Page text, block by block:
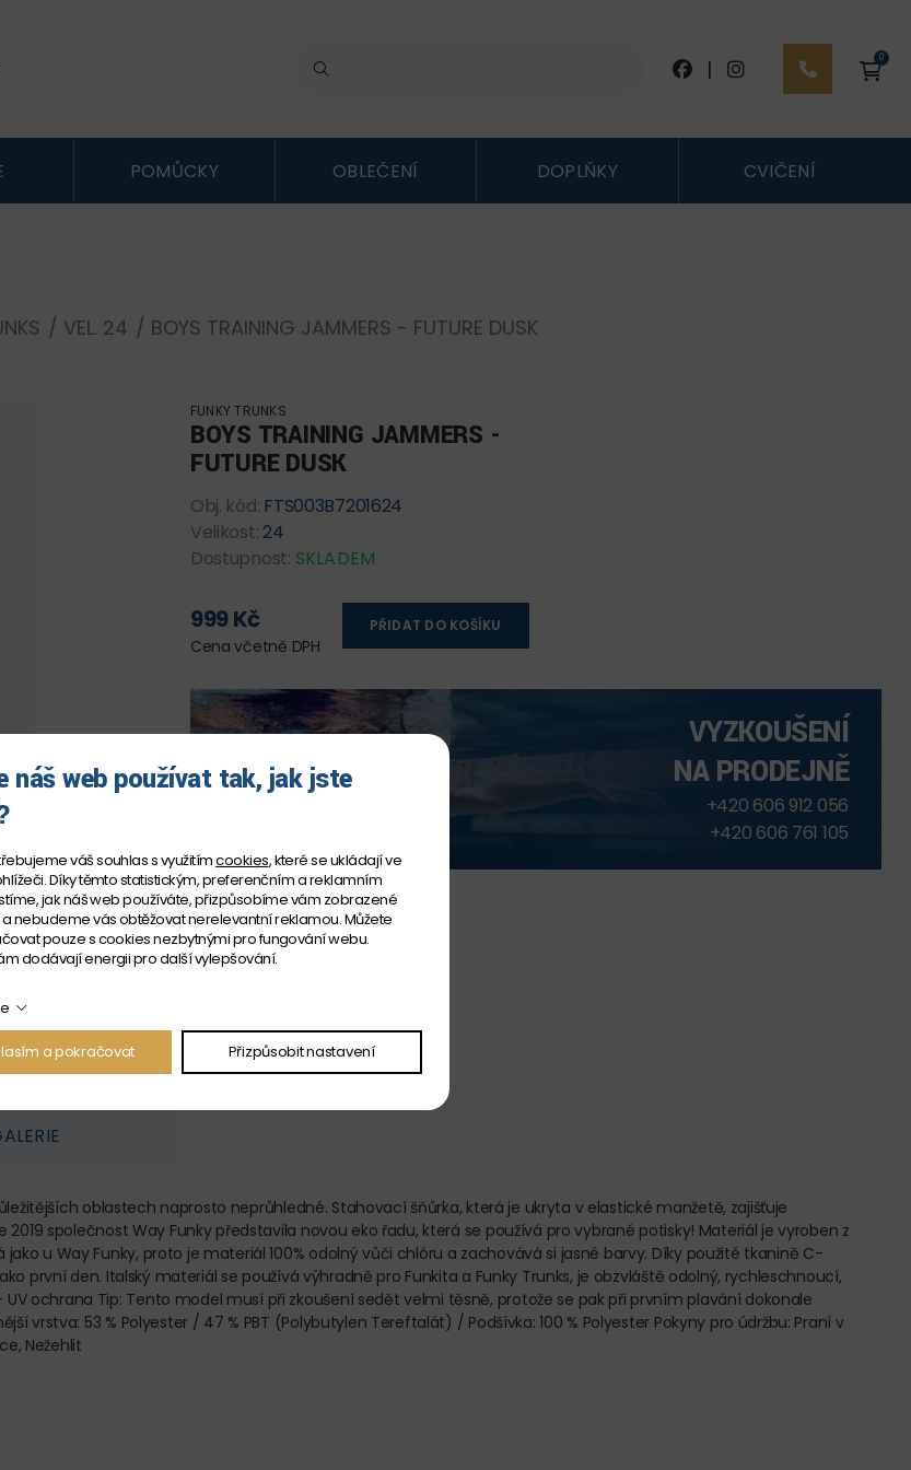
| 0
POMŮCKY OBLEČENÍ DOPLŇKY CVIČENÍ
/ VEL. 24 / BOYS TRAINING JAMMERS - FUTURE DUSK
FUNKY TRUNKS
BOYS TRAINING JAMMERS -
FUTURE DUSK
Obj. kód: FTS003B7201624
Velikost: 24
Dostupnost: SKLADEM
999 Kč
Cena včetně DPH
PŘIDAT DO KOŠÍKU
VYZKOUŠENÍ
NA PRODEJNĚ
+420 606 912 056
+420 606 761 105
oblastech naprosto neprůhledné. Stahovací šňůrka, která je ukryta v elastické manžetě, zajišťuje
společnost Way Funky představila novou eko řadu, která se používá pro vybrané potisky! Materiál je vyroben z
u Way Funky, proto je materiál 100% odolný vůči chlóru a zachovává si jasné barvy. Díky použité tkanině C-
první den. Italský materiál se používá výhradně pro Funkita a Funky Trunks, je obzvláště odolný, rychleschnoucí,
ochrana Tip: Tento model musí při zkoušení sedět velmi těsně, protože se pak při prvním plavání dokonale
vrstva: 53 % Polyester / 47 % PBT (Polybutylen Tereftalát) / Podšívka: 100 % Polyester Pokyny pro údržbu: Praní v
Nežehlit
náš web používat tak, jak jste
váš souhlas s využitímcookies, které se ukládají ve
Díky těmto statistickým, preferenčním a reklamním
jak náš web používáte, přizpůsobíme vám zobrazené
nebudeme vás obtěžovat nerelevantní reklamou. Můžete
pouze s cookies nezbytnými pro fungování webu.
dodávají energii pro další vylepšování.
a pokračovat Přizpůsobit nastavení